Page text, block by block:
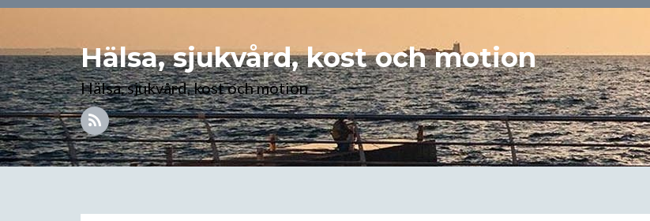
Hälsa, sjukvård, kost och motion
Hälsa, sjukvård, kost och motion